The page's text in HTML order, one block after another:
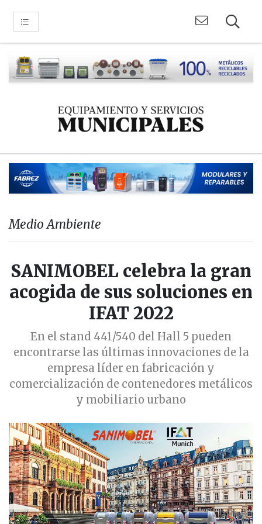
Medio Ambiente
SANIMOBEL celebra la gran
acogida de sus soluciones en
IFAT 2022
En el stand 441/540 del Hall 5 pueden
encontrarse las últimas innovaciones de la
empresa líder en fabricación y
comercialización de contenedores metálicos
y mobiliario urbano